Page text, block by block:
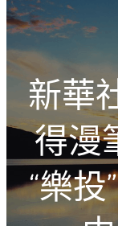
新華
得漫
“樂投